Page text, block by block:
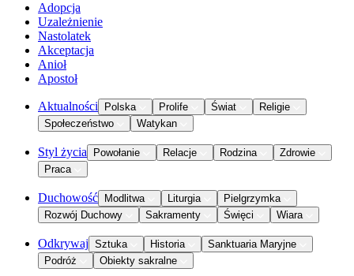
Adopcja
Uzależnienie
Nastolatek
Akceptacja
Anioł
Apostoł
Aktualności Polska Prolife Świat
Religie
Społeczeństwo
Watykan
Styl życia Powołanie Relacje Rodzina
Zdrowie
Praca
Duchowość Modlitwa Liturgia
Pielgrzymka
Rozwój Duchowy
Sakramenty Święci Wiara
Odkrywaj Sztuka Historia
Sanktuaria Maryjne
Podróż
Obiekty sakralne